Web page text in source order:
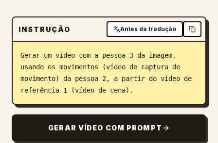
INSTRUÇÃO Antes da tradução
Gerar um vídeo com a pessoa 3 da imagem,
usando os movimentos (vídeo de captura de
movimento) da pessoa 2, a partir do vídeo de
referência 1 (vídeo de cena).
GERAR VÍDEO COM PROMPT